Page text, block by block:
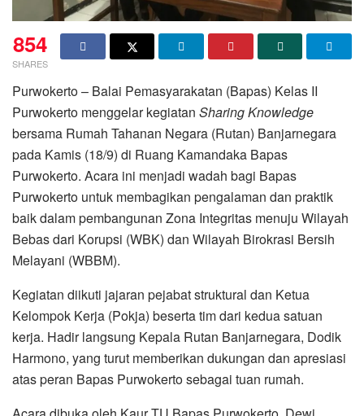
854
SHARES
Purwokerto – Balai Pemasyarakatan (Bapas) Kelas II
Purwokerto menggelar kegiatan Sharing Knowledge
bersama Rumah Tahanan Negara (Rutan) Banjarnegara
pada Kamis (18/9) di Ruang Kamandaka Bapas
Purwokerto. Acara ini menjadi wadah bagi Bapas
Purwokerto untuk membagikan pengalaman dan praktik
baik dalam pembangunan Zona Integritas menuju Wilayah
Bebas dari Korupsi (WBK) dan Wilayah Birokrasi Bersih
Melayani (WBBM).
Kegiatan diikuti jajaran pejabat struktural dan Ketua
Kelompok Kerja (Pokja) beserta tim dari kedua satuan
kerja. Hadir langsung Kepala Rutan Banjarnegara, Dodik
Harmono, yang turut memberikan dukungan dan apresiasi
atas peran Bapas Purwokerto sebagai tuan rumah.